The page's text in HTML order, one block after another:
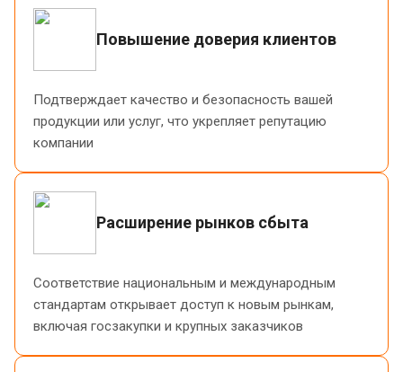
Повышение доверия клиентов
Подтверждает качество и безопасность вашей
продукции или услуг, что укрепляет репутацию
компании
Расширение рынков сбыта
Соответствие национальным и международным
стандартам открывает доступ к новым рынкам,
включая госзакупки и крупных заказчиков